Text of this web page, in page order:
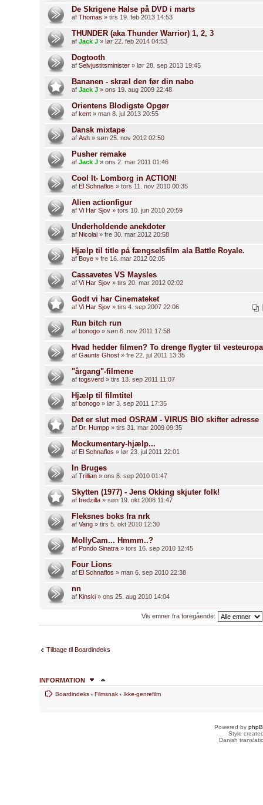
De Skrigene Halse på DVD i marts
af Thomas » tirs 19. feb 2013 14:53
THUNDER (aka Thunder Warrior) 1, 2, 3
af Jack J » lør 22. feb 2014 04:53
Dogtooth
af Selvjustitsminister » lør 28. sep 2013 19:45
Bananen - skræl den før din nabo
af Jack J » ons 19. aug 2009 22:48
Orientens Blodigste Opgør
af kent » man 8. jul 2013 20:55
Dansk mixtape
af Ash » søn 25. nov 2012 02:50
Pusher remake
af Jack J » ons 2. mar 2011 01:46
Cool It- Lomborg in ACTION!
af El Schnaflos » tors 11. nov 2010 00:35
Alien actionfigur
af Vi Har Sjov » tors 10. jun 2010 20:59
Underholdende anekdoter
af Nicolai » fre 30. mar 2012 20:58
Hjælp til title på fængselsfilm ala Battle Royale.
af Boye » fre 16. mar 2012 02:05
Cassavetes VS Maysles
af Vi Har Sjov » tirs 20. mar 2012 02:02
Godt vi har Cinemateket
af Vi Har Sjov » tirs 4. sep 2007 22:06
Run bitch run
af bonogo » søn 6. nov 2011 17:58
Hvad hedder filmen? To drenge flygter til vesteuropa
af Gaunts Ghost » fre 22. jul 2011 13:35
"årgang"-filmene
af togsverd » tirs 13. sep 2011 11:07
Hjælp til filmtitel
af bonogo » lør 3. sep 2011 17:35
Det er slut med OSRAM - VIRUS BIO skifter adresse
af Dr. Humpp » tirs 31. mar 2009 09:35
Mockumentary-hjælp...
af El Schnaflos » lør 23. jul 2011 22:01
In Bruges
af Trillian » ons 8. sep 2010 01:47
Skytten (1977) - Jens Okking skjuter folk!
af fredzilla » søn 19. okt 2008 11:47
Fleksnes boks fra nrk
af Vang » tirs 5. okt 2010 12:30
MollyCam... Hmmm..?
af Pondo Sinatra » tors 16. sep 2010 12:45
Four Lions
af El Schnaflos » man 6. sep 2010 22:38
nn
af Kinski » ons 25. aug 2010 14:04
Vis emner fra foregående:
Tilbage til Boardindeks
INFORMATION
Boardindeks ‹ Filmsnak ‹ Ikke-genrefilm
Powered by
Style
Danish